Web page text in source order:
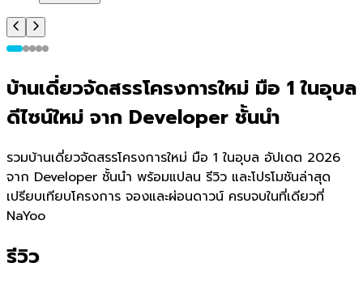
บ้านเดี่ยวจัดสรรโครงการใหม่ มือ 1 ในอุบล
ดีไซน์ใหม่ จาก Developer ชั้นนำ
รวมบ้านเดี่ยวจัดสรรโครงการใหม่ มือ 1 ในอุบล อัปเดต 2026
จาก Developer ชั้นนำ พร้อมแปลน รีวิว และโปรโมชันล่าสุด
เปรียบเทียบโครงการ จองและผ่อนดาวน์ ครบจบในที่เดียวที่
NaYoo
รีวิว